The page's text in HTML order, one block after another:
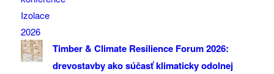
Timber & Climate Resilience Forum 2026:
drevostavby ako súčasť klimaticky odolnej